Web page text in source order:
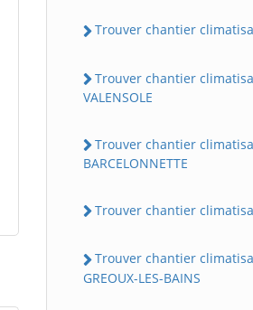
Trouver chantier
Trouver chantier
VALENSOLE
Trouver chantier
BARCELONNETTE
Trouver chantier
Trouver chantier
GREOUX-LES-BAINS